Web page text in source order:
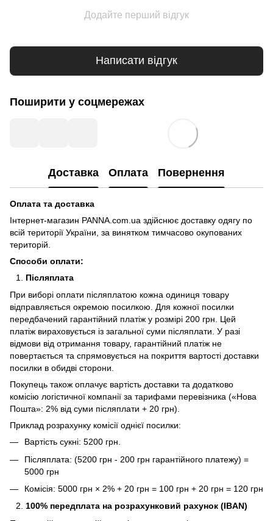
Додайте перший відгук
Написати відгук
Поширити у соцмережах
Доставка Оплата Повернення
Оплата та доставка
Інтернет-магазин PANNA.com.ua здійснює доставку одягу по
всій території України, за винятком тимчасово окупованих
територій.
Способи оплати:
Післяплата
При виборі оплати післяплатою кожна одиниця товару
відправляється окремою посилкою. Для кожної посилки
передбачений гарантійний платіж у розмірі 200 грн. Цей
платіж вираховується із загальної суми післяплати. У разі
відмови від отримання товару, гарантійний платіж не
повертається та спрямовується на покриття вартості доставки
посилки в обидві сторони.
Покупець також оплачує вартість доставки та додатково
комісію логістичної компанії за тарифами перевізника («Нова
Пошта»: 2% від суми післяплати + 20 грн).
Приклад розрахунку комісії однієї посилки:
Вартість сукні: 5200 грн.
Післяплата: (5200 грн - 200 грн гарантійного платежу) =
5000 грн
Комісія: 5000 грн × 2% + 20 грн = 100 грн + 20 грн = 120 грн
100% передплата на розрахунковий рахунок (IBAN)